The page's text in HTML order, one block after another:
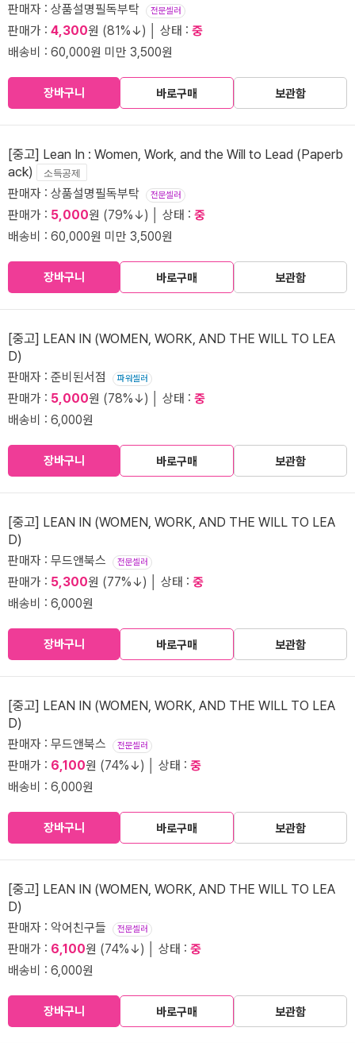
판매자 : 상품설명필독부탁 전문셀러
판매가 : 4,300원 (81%↓) │ 상태 : 중
배송비 : 60,000원 미만 3,500원
장바구니 바로구매 보관함
[중고] Lean In : Women, Work, and the Will to Lead (Paperb
ack)
소득공제
판매자 : 상품설명필독부탁 전문셀러
판매가 : 5,000원 (79%↓) │ 상태 : 중
배송비 : 60,000원 미만 3,500원
장바구니 바로구매 보관함
[중고] LEAN IN (WOMEN, WORK, AND THE WILL TO LEA
D)
판매자 : 준비된서점 파워셀러
판매가 : 5,000원 (78%↓) │ 상태 : 중
배송비 : 6,000원
장바구니 바로구매 보관함
[중고] LEAN IN (WOMEN, WORK, AND THE WILL TO LEA
D)
판매자 : 무드앤북스 전문셀러
판매가 : 5,300원 (77%↓) │ 상태 : 중
배송비 : 6,000원
장바구니 바로구매 보관함
[중고] LEAN IN (WOMEN, WORK, AND THE WILL TO LEA
D)
판매자 : 무드앤북스 전문셀러
판매가 : 6,100원 (74%↓) │ 상태 : 중
배송비 : 6,000원
장바구니 바로구매 보관함
[중고] LEAN IN (WOMEN, WORK, AND THE WILL TO LEA
D)
판매자 : 악어친구들 전문셀러
판매가 : 6,100원 (74%↓) │ 상태 : 중
배송비 : 6,000원
장바구니 바로구매 보관함